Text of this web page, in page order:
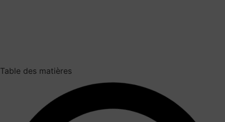
Table des matières